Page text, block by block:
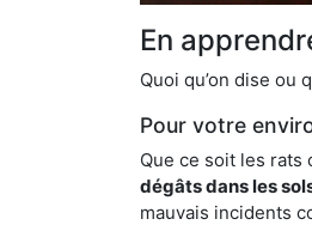
En
Quoi qu’on dise ou
Pour votre
Que ce soit les rats
dégâts dans les
mauvais incidents